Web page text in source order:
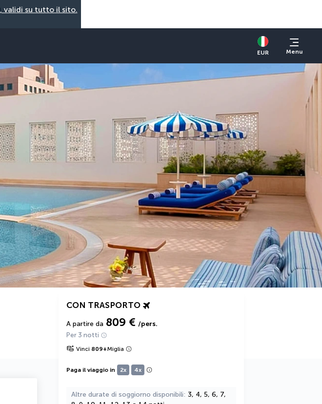
, validi su tutto il sito.
EUR Menu
CON TRASPORTO
A partire da 809 € /pers.
Per 3 notti
Vinci 809+Miglia
Paga il viaggio in 2x 4x
Altre durate di soggiorno disponibili 3, 4, 5, 6, 7,